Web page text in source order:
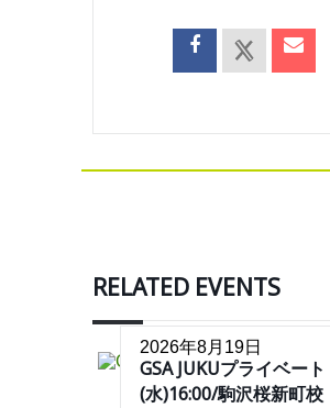
RELATED EVENTS
2026年8月19日
GSA JUKUプライベート
(水)16:00/駒沢桜新町校